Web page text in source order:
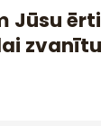
Jūsu